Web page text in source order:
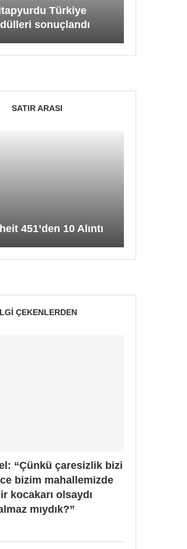
Türkiye
sonuçlandı
SATIR ARASI
451’den 10 Alıntı
ÇEKENLERDEN
“Çünkü çaresizlik bizi
bizim mahallemizde
kocakarı olsaydı
mıydık?”